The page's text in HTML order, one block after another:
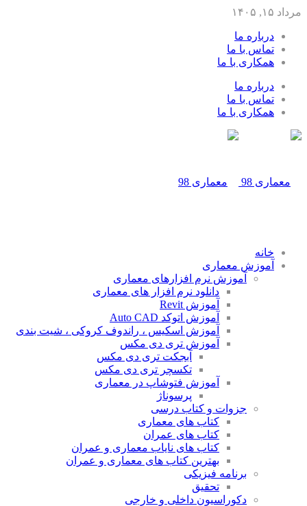
مرداد ۱۵, ۱۴۰۵
درباره ما
تماس با ما
همکاری با ما
درباره ما
تماس با ما
همکاری با ما
خانه
آموزش معماری
آموزش نرم افزارهای معماری
دانلود نرم افزار های معماری
آموزش Revit
آموزش اتوکد Auto CAD
آموزش اسکیس ، راندوف کروکی ، شیت بندی
آموزش تری دی مکس
آبجکت تری دی مکس
تکسچر تری دی مکس
آموزش فتوشاپ در معماری
پرسوناژ
جزوات و کتاب درسی
کتاب های معماری
کتاب های عمران
کتاب های نایاب معماری و عمران
بهترین کتاب های معماری و عمران
برنامه فیزیکی
تحقیق
دکوراسیون داخلی و خارجی